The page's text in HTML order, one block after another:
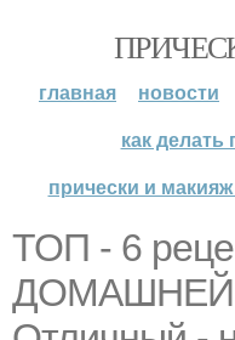
главная новости
как
прически и
ТОП - 6